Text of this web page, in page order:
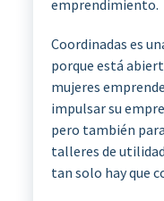
emprendimiento.
Coordinadas es
porque está
mujeres
impulsar su
pero también
talleres de
tan solo hay que